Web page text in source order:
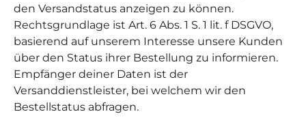
den Versandstatus anzeigen zu können.
Rechtsgrundlage ist Art. 6 Abs. 1 S. 1 lit. f DSGVO,
basierend auf unserem Interesse unsere Kunden
über den Status ihrer Bestellung zu informieren.
Empfänger deiner Daten ist der
Versanddienstleister, bei welchem wir den
Bestellstatus abfragen.